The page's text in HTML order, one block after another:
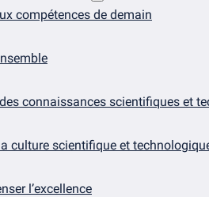
compétences de demain
connaissances scientifiques et
culture scientifique et
l’excellence